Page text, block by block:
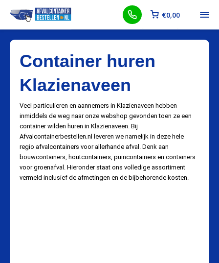
€0,00
Container huren
Klazienaveen
Veel particulieren en aannemers in Klazienaveen hebben
inmiddels de weg naar onze webshop gevonden toen ze een
container wilden huren in Klazienaveen. Bij
Afvalcontainerbestellen.nl leveren we namelijk in deze hele
regio afvalcontainers voor allerhande afval. Denk aan
bouwcontainers, houtcontainers, puincontainers en containers
voor groenafval. Hieronder staat ons volledige assortiment
vermeld inclusief de afmetingen en de bijbehorende kosten.